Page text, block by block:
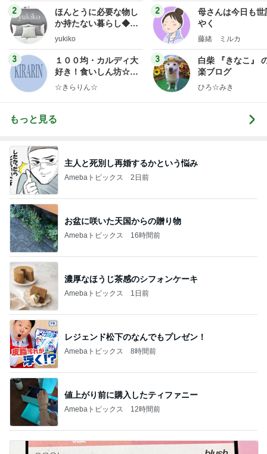
2
ほんとうに必要な物し
か持たない暮らし◆Ke
ep Life Simple◆〜イ
yukiko
3
１００均・カルディ大
好き！食いしん坊☆き
らりん☆のブログ
☆きらりん☆
2
母さんは今日も世
やく
藤緒 ミルカ
3
白柴 『きなこ』
楽ブログ
ひろ☆みき
もっと見る
主人と死別し再婚するかという悩み
Amebaトピックス 2日前
お盆に咲いた天国からの贈り物
Amebaトピックス 16時間前
濃厚なほうじ茶感のシフォンケーキ
Amebaトピックス 1日前
レジェンド松下のなんでもプレゼン！
Amebaトピックス 8時間前
値上がり前に購入したティファニー
Amebaトピックス 12時間前